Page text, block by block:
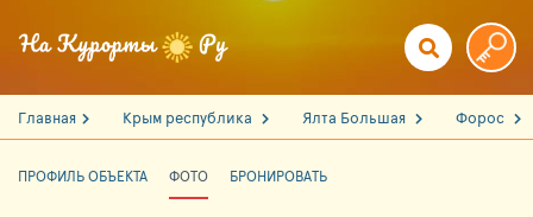
Главная Крым республика Ялта Большая Форос
ПРОФИЛЬ ОБЪЕКТА ФОТО БРОНИРОВАТЬ